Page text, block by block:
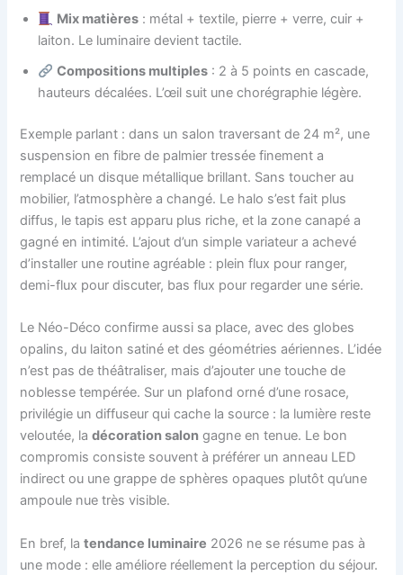
Mix matières : métal + textile, pierre + verre, cuir +
laiton. Le luminaire devient tactile.
Compositions multiples : 2 à 5 points en cascade,
hauteurs décalées. L’œil suit une chorégraphie légère.
Exemple parlant : dans un salon traversant de 24 m², une
suspension en fibre de palmier tressée finement a
remplacé un disque métallique brillant. Sans toucher au
mobilier, l’atmosphère a changé. Le halo s’est fait plus
diffus, le tapis est apparu plus riche, et la zone canapé a
gagné en intimité. L’ajout d’un simple variateur a achevé
d’installer une routine agréable : plein flux pour ranger,
demi-flux pour discuter, bas flux pour regarder une série.
Le Néo-Déco confirme aussi sa place, avec des globes
opalins, du laiton satiné et des géométries aériennes. L’idée
n’est pas de théâtraliser, mais d’ajouter une touche de
noblesse tempérée. Sur un plafond orné d’une rosace,
privilégie un diffuseur qui cache la source : la lumière reste
veloutée, ladécoration salon gagne en tenue. Le bon
compromis consiste souvent à préférer un anneau LED
indirect ou une grappe de sphères opaques plutôt qu’une
ampoule nue très visible.
En bref, latendance luminaire 2026 ne se résume pas à
une mode : elle améliore réellement la perception du séjour.